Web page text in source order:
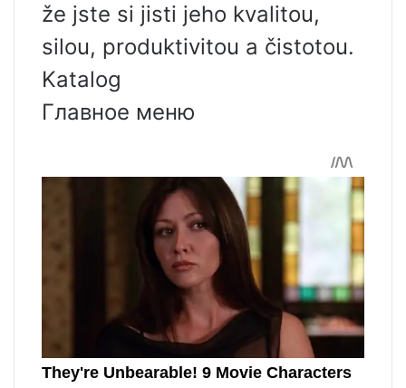
že jste si jisti jeho kvalitou,
silou, produktivitou a čistotou.
Katalog
Главное меню